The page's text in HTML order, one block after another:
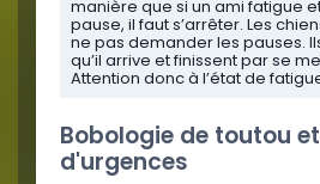
manière que si un ami fatigue
pause, il faut s’arrêter. Les
ne pas demander les pauses.
qu’il arrive et finissent par se
Attention donc à l’état de
Bobologie de toutou
d'urgences